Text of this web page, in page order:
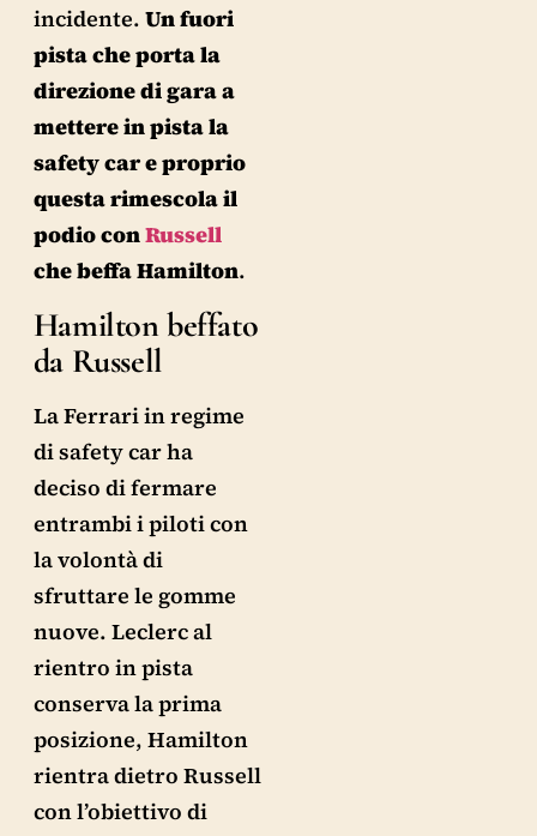
incidente. Un fuori
pista che porta la
direzione di gara a
mettere in pista la
safety car e proprio
questa rimescola il
podio conRussell
che beffa Hamilton.
Hamilton beffato
da Russell
La Ferrari in regime
di safety car ha
deciso di fermare
entrambi i piloti con
la volontà di
sfruttare le gomme
nuove. Leclerc al
rientro in pista
conserva la prima
posizione, Hamilton
rientra dietro Russell
con l’obiettivo di